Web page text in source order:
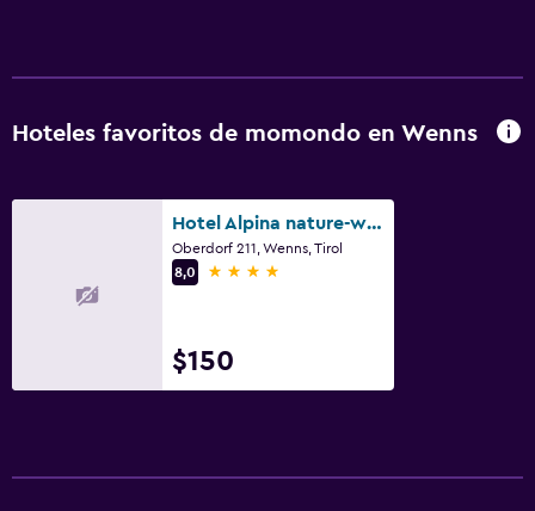
Hoteles favoritos de momondo en Wenns
Hotel Alpina nature-wellness
Oberdorf 211, Wenns, Tirol
8,0
4 estrellas
$150